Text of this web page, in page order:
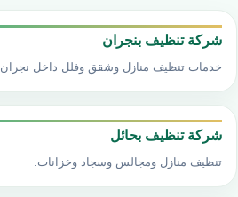
شركة تنظيف بنجران
خدمات تنظيف منازل وشقق وفلل داخل نجران.
شركة تنظيف بحائل
تنظيف منازل ومجالس وسجاد وخزانات.